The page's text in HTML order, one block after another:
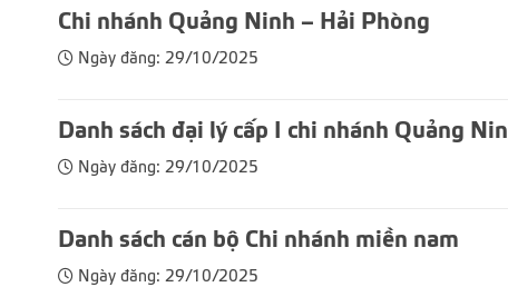
Chi nhánh Quảng Ninh – Hải Phòng
Ngày đăng: 29/10/2025
Danh sách đại lý cấp I chi nhánh Quảng
Ngày đăng: 29/10/2025
Danh sách cán bộ Chi nhánh miền nam
Ngày đăng: 29/10/2025